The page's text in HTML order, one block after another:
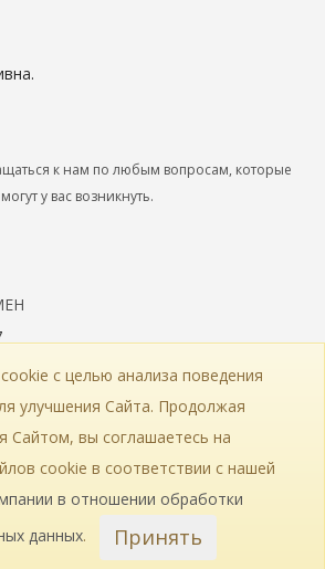
к нам по любым вопросам, которые
могут у вас возникнуть.
КОНФИДЕНЦИАЛЬНОСТИ
Art Classic
с целью анализа поведения
улучшения Сайта. Продолжая
Сайтом, вы соглашаетесь на
cookie в соответствии с нашей
в отношении обработки
данных. Принять